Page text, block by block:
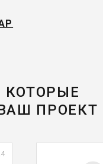
КОТОРЫЕ
ПРОЕКТ